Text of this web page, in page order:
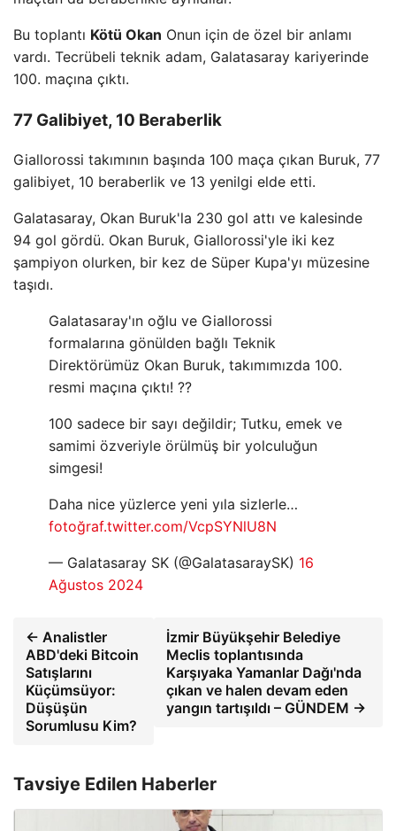
Bu toplantı Kötü Okan Onun için de özel bir anlamı
vardı. Tecrübeli teknik adam, Galatasaray kariyerinde
100. maçına çıktı.
77 Galibiyet, 10 Beraberlik
Giallorossi takımının başında 100 maça çıkan Buruk, 77
galibiyet, 10 beraberlik ve 13 yenilgi elde etti.
Galatasaray, Okan Buruk'la 230 gol attı ve kalesinde
94 gol gördü. Okan Buruk, Giallorossi'yle iki kez
şampiyon olurken, bir kez de Süper Kupa'yı müzesine
taşıdı.
Galatasaray'ın oğlu ve Giallorossi
formalarına gönülden bağlı Teknik
Direktörümüz Okan Buruk, takımımızda 100.
resmi maçına çıktı! ??
100 sadece bir sayı değildir; Tutku, emek ve
samimi özveriyle örülmüş bir yolculuğun
simgesi!
Daha nice yüzlerce yeni yıla sizlerle…
fotoğraf.twitter.com/VcpSYNlU8N
— Galatasaray SK (@GalatasaraySK) 16
Ağustos 2024
← Analistler
ABD'deki Bitcoin
Satışlarını
Küçümsüyor:
Düşüşün
Sorumlusu Kim?
İzmir Büyükşehir Belediye
Meclis toplantısında
Karşıyaka Yamanlar Dağı'nda
çıkan ve halen devam eden
yangın tartışıldı – GÜNDEM →
Tavsiye Edilen Haberler